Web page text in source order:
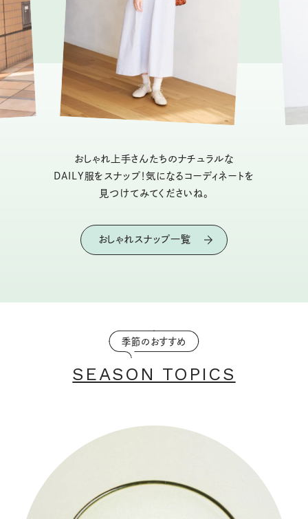
おしゃれ上手さんたちのナチュラルな
DAILY服をスナップ！気になるコーディネートを
見つけてみてくださいね。
おしゃれスナップ一覧
季節のおすすめ
SEASON TOPICS